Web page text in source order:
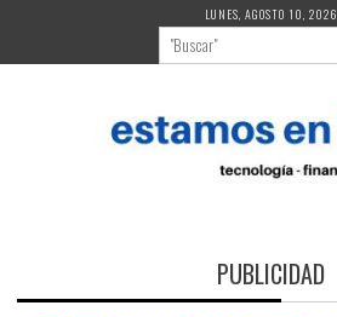
contenido
LUNES, AGOSTO 10, 2026
PUBLICIDAD